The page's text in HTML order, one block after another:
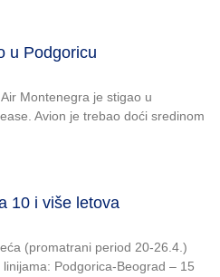
u Podgoricu
Montenegra je stigao u
Avion je trebao doći sredinom
10 i više letova
(promatrani period 20-26.4.)
Podgorica-Beograd – 15